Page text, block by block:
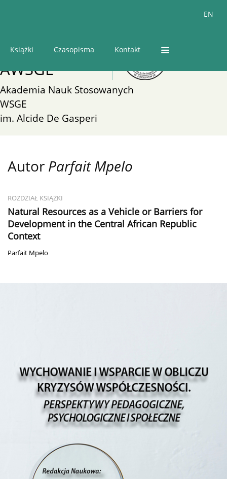
EN
Książki Czasopisma Kontakt
Wydawnictwo
AWSGE
Akademia Nauk Stosowanych
WSGE
im. Alcide De Gasperi
Autor Parfait Mpelo
ROZDZIAŁ KSIĄŻKI
Natural Resources as a Vehicle or Barriers for
Development in the Central African Republic
Context
Parfait Mpelo